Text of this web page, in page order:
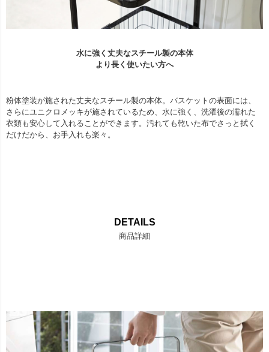
水に強く丈夫なスチール製の本体
より長く使いたい方へ
粉体塗装が施された丈夫なスチール製の本体。バスケットの表面には、
さらにユニクロメッキが施されているため、水に強く、洗濯後の濡れた
衣類も安心して入れることができます。汚れても乾いた布でさっと拭く
だけだから、お手入れも楽々。
DETAILS
商品詳細